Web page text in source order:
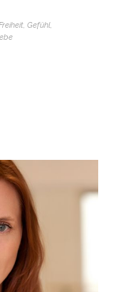
, Gefühl,